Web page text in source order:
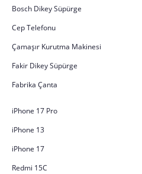
Bosch Dikey Süpürge
Cep Telefonu
Çamaşır Kurutma Makinesi
Fakir Dikey Süpürge
Fabrika Çanta
iPhone 17 Pro
iPhone 13
iPhone 17
Redmi 15C